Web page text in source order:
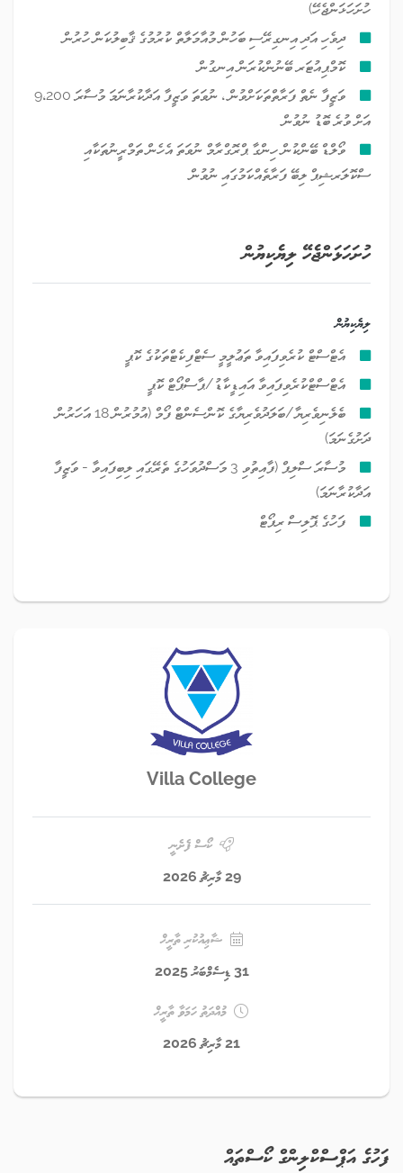
ހުށަހަޅަންޖެހޭ)
ދިވެހި އަދި އިނގިރޭސި ބަހުން މުއާމަލާތް ކުރުމުގެ ޤާބިލުކަން ހުރުން
ކޮމްޕިއުޓަރ ބޭނުންކުރަން އިނގުން
ވަޒީފާ ނެތް ފަރާތްތަކަށްވުން ، ނުވަތަ ވަޒީފާ އަދާކުރާނަމަ މުސާރަ 9،200
އަށް ވުރެ ބޮޑު ނުވުން
ވޯލްޑް ބޭންކުން ހިންގާ ޕްރޮގްރާމް ނުވަތަ އެހެން ތަމްރީނުތަކާއި
ސްކޮލަރޝިޕް ލިބޭ ފަރާތެއްކަމުގައި ނުވުން
ހުށަހަޅަންޖެހޭ ލިޔެކިޔުން
ލިޔެކިޔުން
އެޓްސްޓް ކުރެވިފައިވާ ތަޢުލީމީ ސެޓްފިކެޓްތަކުގެ ކޮޕީ
އެޓްސްޓްކުރެވިފައިވާ އައިޑީކާޑު/ޕާސްޕޯޓް ކޮޕީ
ބެލެނިވެރިޔާ/ބަލަދުވެރިޔާގެ ކޮންސެންޓް ފޯމް (އުމުރުން 18 އަހަރުން
ދަށުގެނަމަ)
މުސާރަ ސްލިޕް (ފާއިތުވި 3 މަސްދުވަހުގެ ތެރޭގައި ލިބިފައިވާ - ވަޒީފާ
އަދާކުރާނަމަ)
ފަހުގެ ޕޮލިސް ރިޕޯޓް
Villa College
ކޯސް ފެށެނީ
29 މާރިޗު 2026
ޝާޢިއުކުރި ތާރީޚް
31 ޑިސެމްބަރު 2025
މުއްދަތު ހަމަވާ ތާރީޚް
21 މާރިޗު 2026
ފަހުގެ އަޕްސްކްލިންގް ކޯސްތައް